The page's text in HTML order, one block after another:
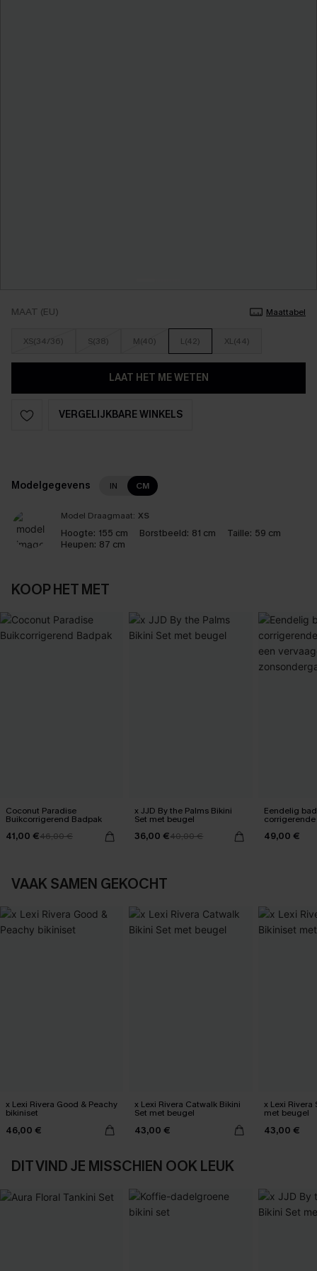
MAAT (EU) Maattabel
XS(34/36) S(38) M(40) L(42) XL(44)
LAAT HET ME WETEN
VERGELIJKBARE WINKELS
Modelgegevens IN CM
Model Draagmaat: XS
Hoogte: 155 cm Borstbeeld: 81 cm Taille: 59 cm
Heupen: 87 cm
KOOP HET MET
Coconut Paradise
Buikcorrigerend Badpak
41,00 €46,00 €
x JJD By the Palms Bikini
Set met beugel
36,00 €40,00 €
Eendelig
een
49,00 €
VAAK SAMEN GEKOCHT
x Lexi Rivera Good & Peachy
bikiniset
46,00 €
x Lexi Rivera Catwalk Bikini
Set met beugel
43,00 €
x Lexi Rivera
met beugel
43,00 €
DIT VIND JE MISSCHIEN OOK LEUK